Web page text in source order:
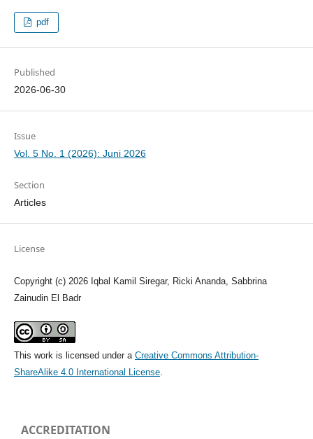
pdf
Published
2026-06-30
Issue
Vol. 5 No. 1 (2026): Juni 2026
Section
Articles
License
Copyright (c) 2026 Iqbal Kamil Siregar, Ricki Ananda, Sabbrina
Zainudin El Badr
This work is licensed under a Creative Commons Attribution-
ShareAlike 4.0 International License.
ACCREDITATION